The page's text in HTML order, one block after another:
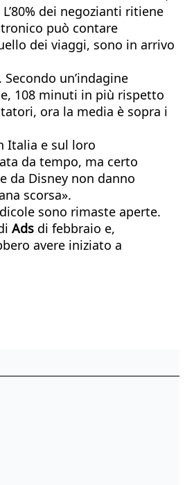
dei negozianti ritiene
può contare
dei viaggi, sono in arrivo
un’indagine
108 minuti in più rispetto
ora la media è sopra i
Italia e sul loro
da tempo, ma certo
da Disney non danno
scorsa».
sono rimaste aperte.
Ads di febbraio e,
avere iniziato a